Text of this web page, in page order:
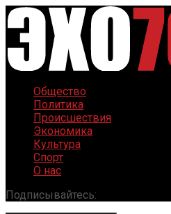
Общество
Политика
Происшествия
Экономика
Культура
Спорт
О нас
Подписывайтесь: